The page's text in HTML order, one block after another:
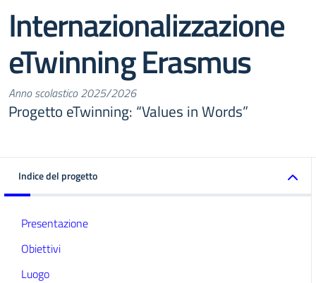
Internazionalizzazione
eTwinning Erasmus
Anno scolastico 2025/2026
Progetto eTwinning: “Values in Words”
Indice del progetto
Presentazione
Obiettivi
Luogo